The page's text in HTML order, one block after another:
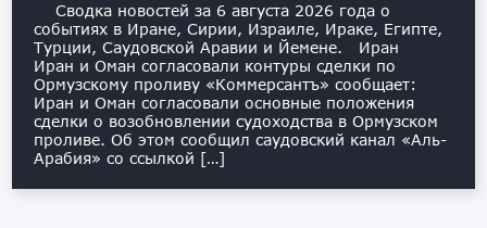
Сводка новостей за 6 августа 2026 года о
событиях в Иране, Сирии, Израиле, Ираке, Египте,
Турции, Саудовской Аравии и Йемене. Иран
Иран и Оман согласовали контуры сделки по
Ормузскому проливу «Коммерсантъ» сообщает:
Иран и Оман согласовали основные положения
сделки о возобновлении судоходства в Ормузском
проливе. Об этом сообщил саудовский канал «Аль-
Арабия» со ссылкой […]